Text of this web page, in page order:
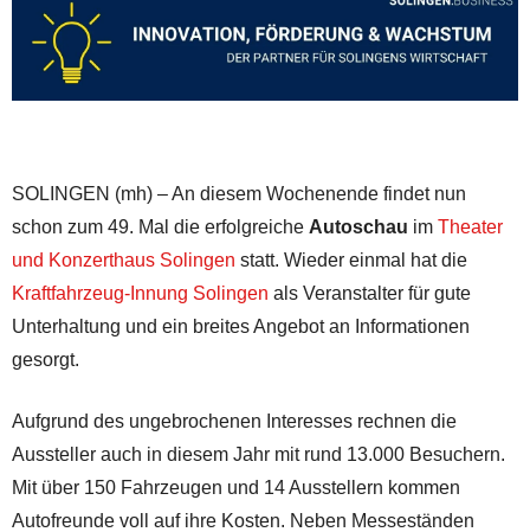
SOLINGEN (mh) – An diesem Wochenende findet nun
schon zum 49. Mal die erfolgreiche Autoschau im Theater
und Konzerthaus Solingen statt. Wieder einmal hat die
Kraftfahrzeug-Innung Solingen als Veranstalter für gute
Unterhaltung und ein breites Angebot an Informationen
gesorgt.
Aufgrund des ungebrochenen Interesses rechnen die
Aussteller auch in diesem Jahr mit rund 13.000 Besuchern.
Mit über 150 Fahrzeugen und 14 Ausstellern kommen
Autofreunde voll auf ihre Kosten. Neben Messeständen